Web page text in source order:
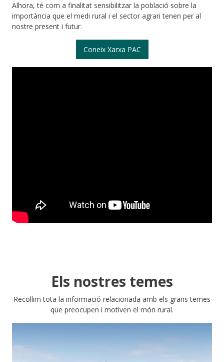
Alhora, té com a finalitat sensibilitzar la població sobre la
importància que el medi rural i el sector agrari tenen per al
nostre present i futur.
Coneix Xarxa PAC
Els nostres temes
Recollim tota la informació relacionada amb els grans temes
que preocupen i motiven el món rural.